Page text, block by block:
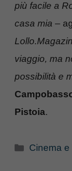
più facile a
casa mia –
viaggio, ma
possibilità e
Pistoia.
Categorie
Cinema e